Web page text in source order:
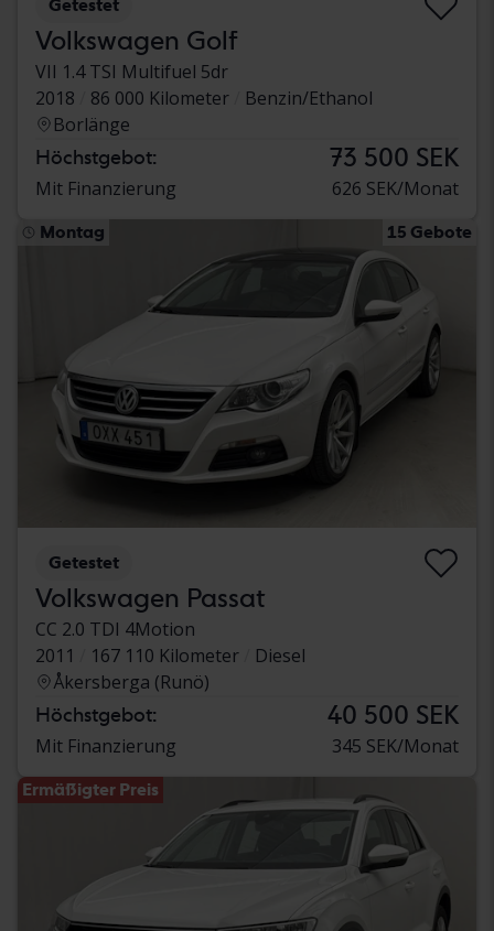
Getestet
Volkswagen Golf
VII 1.4 TSI Multifuel 5dr
2018
86 000 Kilometer
Benzin/Ethanol
Borlänge
Höchstgebot: 73 500 SEK
Mit Finanzierung 626 SEK/Monat
Montag 15 Gebote
Getestet
Volkswagen Passat
CC 2.0 TDI 4Motion
2011
167 110 Kilometer
Diesel
Åkersberga (Runö)
Höchstgebot: 40 500 SEK
Mit Finanzierung 345 SEK/Monat
Ermäßigter Preis